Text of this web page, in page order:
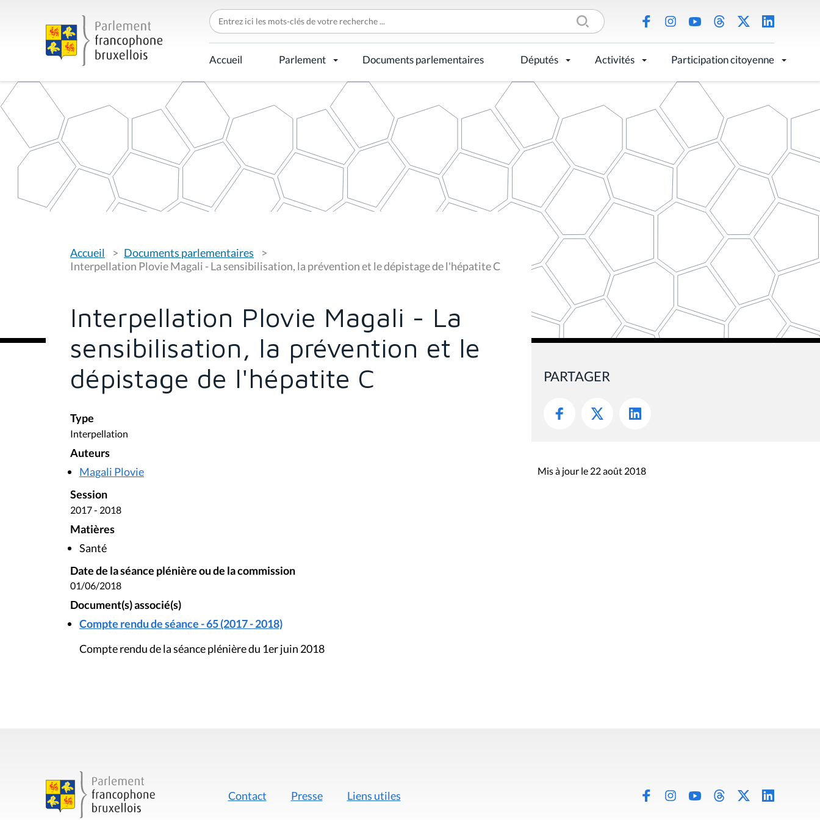
C
h
e
r
c
h
r
p
Accueil Parlement Documents parlementaires Députés Activités Participation citoyenne
o
u
Accueil
Documents parlementaires
Interpellation Plovie Magali - La sensibilisation, la prévention et le dépistage de l'hépatite C
Interpellation Plovie Magali - La
sensibilisation, la prévention et le
dépistage de l'hépatite C
Type
Interpellation
Auteurs
Magali Plovie
Session
2017 - 2018
Matières
Santé
Date de la séance plénière ou de la commission
01/06/2018
Document(s) associé(s)
Compte rendu de séance - 65 (2017 - 2018)
Compte rendu de la séance plénière du 1er juin 2018
PARTAGER
Mis à jour le 22 août 2018
Contact Presse Liens utiles